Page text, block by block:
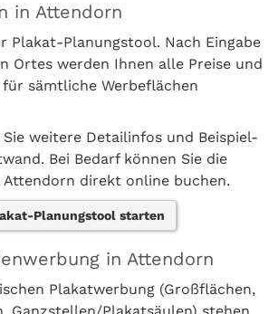
in Attendorn
Plakat-Planungstool. Nach Eingabe
Ortes werden Ihnen alle Preise und
sämtliche Werbeflächen
weitere Detailinfos und Beispiel-
Bei Bedarf können Sie die
direkt online buchen.
Planungstool starten
in Attendorn
Plakatwerbung (Großflächen,